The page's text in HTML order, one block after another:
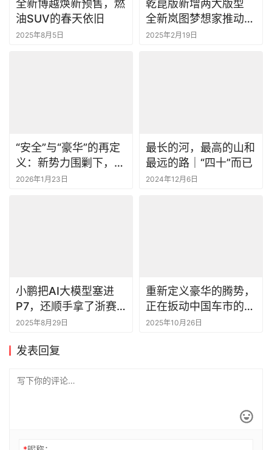
全新博越焕新预售，燃
油SUV的春天依旧
2025年8月5日
乾崑版新增两大版型
全新岚图梦想家推动高
阶智驾平权
2025年2月19日
“安全”与“豪华”的再定
义：新势力围剿下，沃
尔沃XC90 T8的北欧
2026年1月23日
最长的河，最高的山和
最远的路｜“四十”而已
2024年12月6日
小鹏把AI大模型塞进
P7，还顺手拿了浙赛
最速
2025年8月29日
重新定义豪华的腾势，
正在扳动中国车市的天
平
2025年10月26日
发表回复